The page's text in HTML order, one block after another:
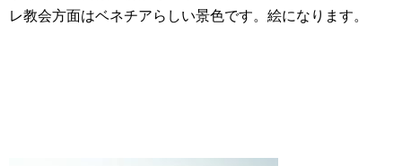
レ教会方面はベネチアらしい景色です。絵になります。